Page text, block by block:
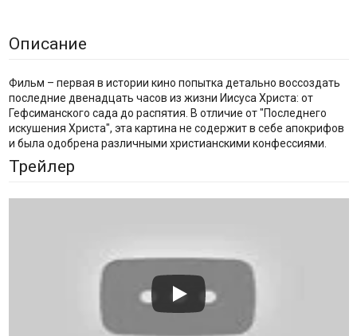
Описание
Фильм – первая в истории кино попытка детально воссоздать
последние двенадцать часов из жизни Иисуса Христа: от
Гефсиманского сада до распятия. В отличие от "Последнего
искушения Христа", эта картина не содержит в себе апокрифов
и была одобрена различными христианскими конфессиями.
Трейлер